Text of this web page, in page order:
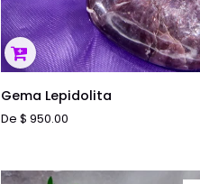
ADICIÓN RÁPIDA
Gema
Lepidolita
Gema Lepidolita
De $ 950.00